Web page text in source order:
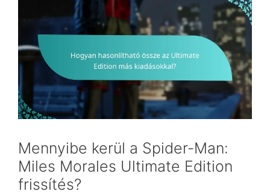
Mennyibe kerül a Spider-Man:
Miles Morales Ultimate Edition
frissítés?